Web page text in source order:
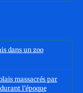
dans un zoo
massacrés par
l'époque